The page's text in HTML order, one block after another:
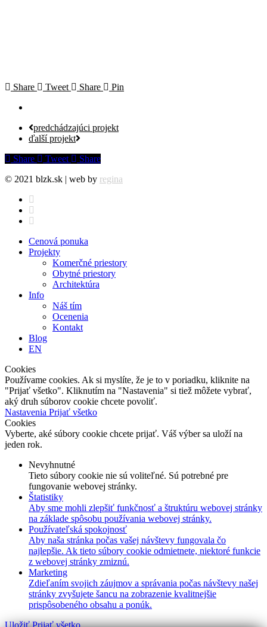
Share Tweet Share Pin
predchádzajúci projekt
ďalší projekt
Share
Tweet
Share
© 2021 blzk.sk | web by regina
facebook
instagram
behance
Close
Menu
Cenová ponuka
Projekty
Komerčné priestory
Obytné priestory
Architektúra
Info
Náš tím
Ocenenia
Kontakt
Blog
EN
Cookies
Používame cookies. Ak si myslíte, že je to v poriadku, kliknite na
"Prijať všetko". Kliknutím na "Nastavenia" si tiež môžete vybrať,
aký druh súborov cookie chcete povoliť.
Nastavenia Prijať všetko
Cookies
Vyberte, aké súbory cookie chcete prijať. Váš výber sa uloží na
jeden rok.
Nevyhnutné
Tieto súbory cookie nie sú voliteľné. Sú potrebné pre
fungovanie webovej stránky.
Štatistiky
Aby sme mohli zlepšiť funkčnosť a štruktúru webovej stránky
na základe spôsobu používania webovej stránky.
Používateľská spokojnosť
Aby naša stránka počas vašej návštevy fungovala čo
najlepšie. Ak tieto súbory cookie odmietnete, niektoré funkcie
z webovej stránky zmiznú.
Marketing
Zdieľaním svojich záujmov a správania počas návštevy našej
stránky zvyšujete šancu na zobrazenie kvalitnejšie
prispôsobeného obsahu a ponúk.